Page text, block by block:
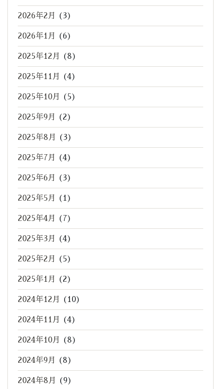
2026年2月 (3)
2026年1月 (6)
2025年12月 (8)
2025年11月 (4)
2025年10月 (5)
2025年9月 (2)
2025年8月 (3)
2025年7月 (4)
2025年6月 (3)
2025年5月 (1)
2025年4月 (7)
2025年3月 (4)
2025年2月 (5)
2025年1月 (2)
2024年12月 (10)
2024年11月 (4)
2024年10月 (8)
2024年9月 (8)
2024年8月 (9)